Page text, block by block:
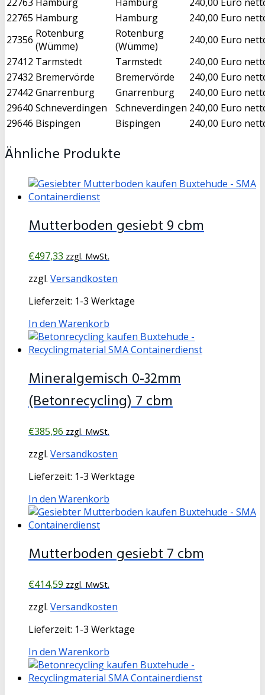
22765 Hamburg Hamburg
240,00 Euro
27356 Rotenburg
(Wümme)
Rotenburg
(Wümme)
240,00 Euro
27412 Tarmstedt Tarmstedt
240,00 Euro
27432 Bremervörde Bremervörde
240,00 Euro
27442 Gnarrenburg Gnarrenburg
240,00 Euro
29640 Schneverdingen Schneverdingen 240,00 Euro
29646 Bispingen Bispingen 240,00 Euro
Ähnliche Produkte
Mutterboden gesiebt 9 cbm
€497,33 zzgl. MwSt.
zzgl. Versandkosten
Lieferzeit: 1-3 Werktage
In den Warenkorb
Mineralgemisch 0-32mm
(Betonrecycling) 7 cbm
€385,96 zzgl. MwSt.
zzgl. Versandkosten
Lieferzeit: 1-3 Werktage
In den Warenkorb
Mutterboden gesiebt 7 cbm
€414,59 zzgl. MwSt.
zzgl. Versandkosten
Lieferzeit: 1-3 Werktage
In den Warenkorb